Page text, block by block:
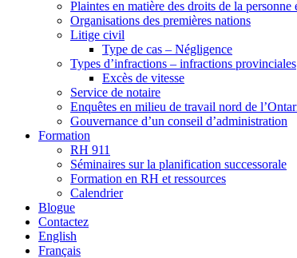
Plaintes en matière des droits de la personne
Organisations des premières nations
Litige civil
Type de cas – Négligence
Types d’infractions – infractions provinciales
Excès de vitesse
Service de notaire
Enquêtes en milieu de travail nord de
Gouvernance d’un conseil d’administration
Formation
RH 911
Séminaires sur la planification successorale
Formation en RH et ressources
Calendrier
Blogue
Contactez
English
Français